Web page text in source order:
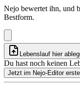
Nejo bewertet ihn, und
Bestform.
Lebenslauf hier
Du hast noch keinen
Jetzt im Nejo-Editor